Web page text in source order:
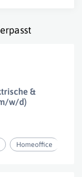
&
w/d)
Homeoffice